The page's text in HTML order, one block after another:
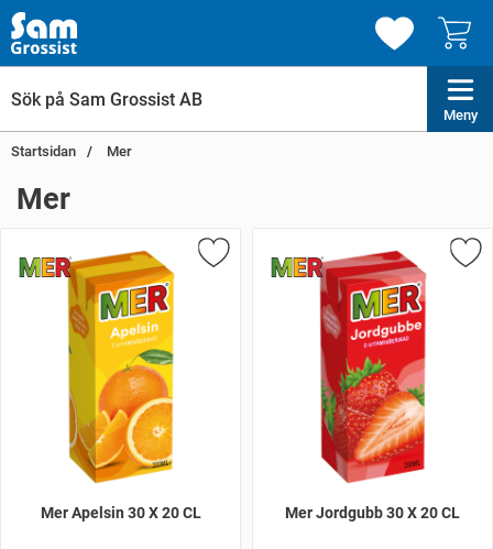
Meny
Startsidan Mer
Mer
Mer Apelsin 30 X 20 CL Mer Jordgubb 30 X 20 CL